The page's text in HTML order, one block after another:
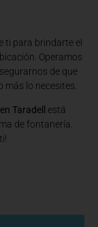
ti para brindarte el
Operamos
de que
lo necesites.
Taradell
está
de fontanería.